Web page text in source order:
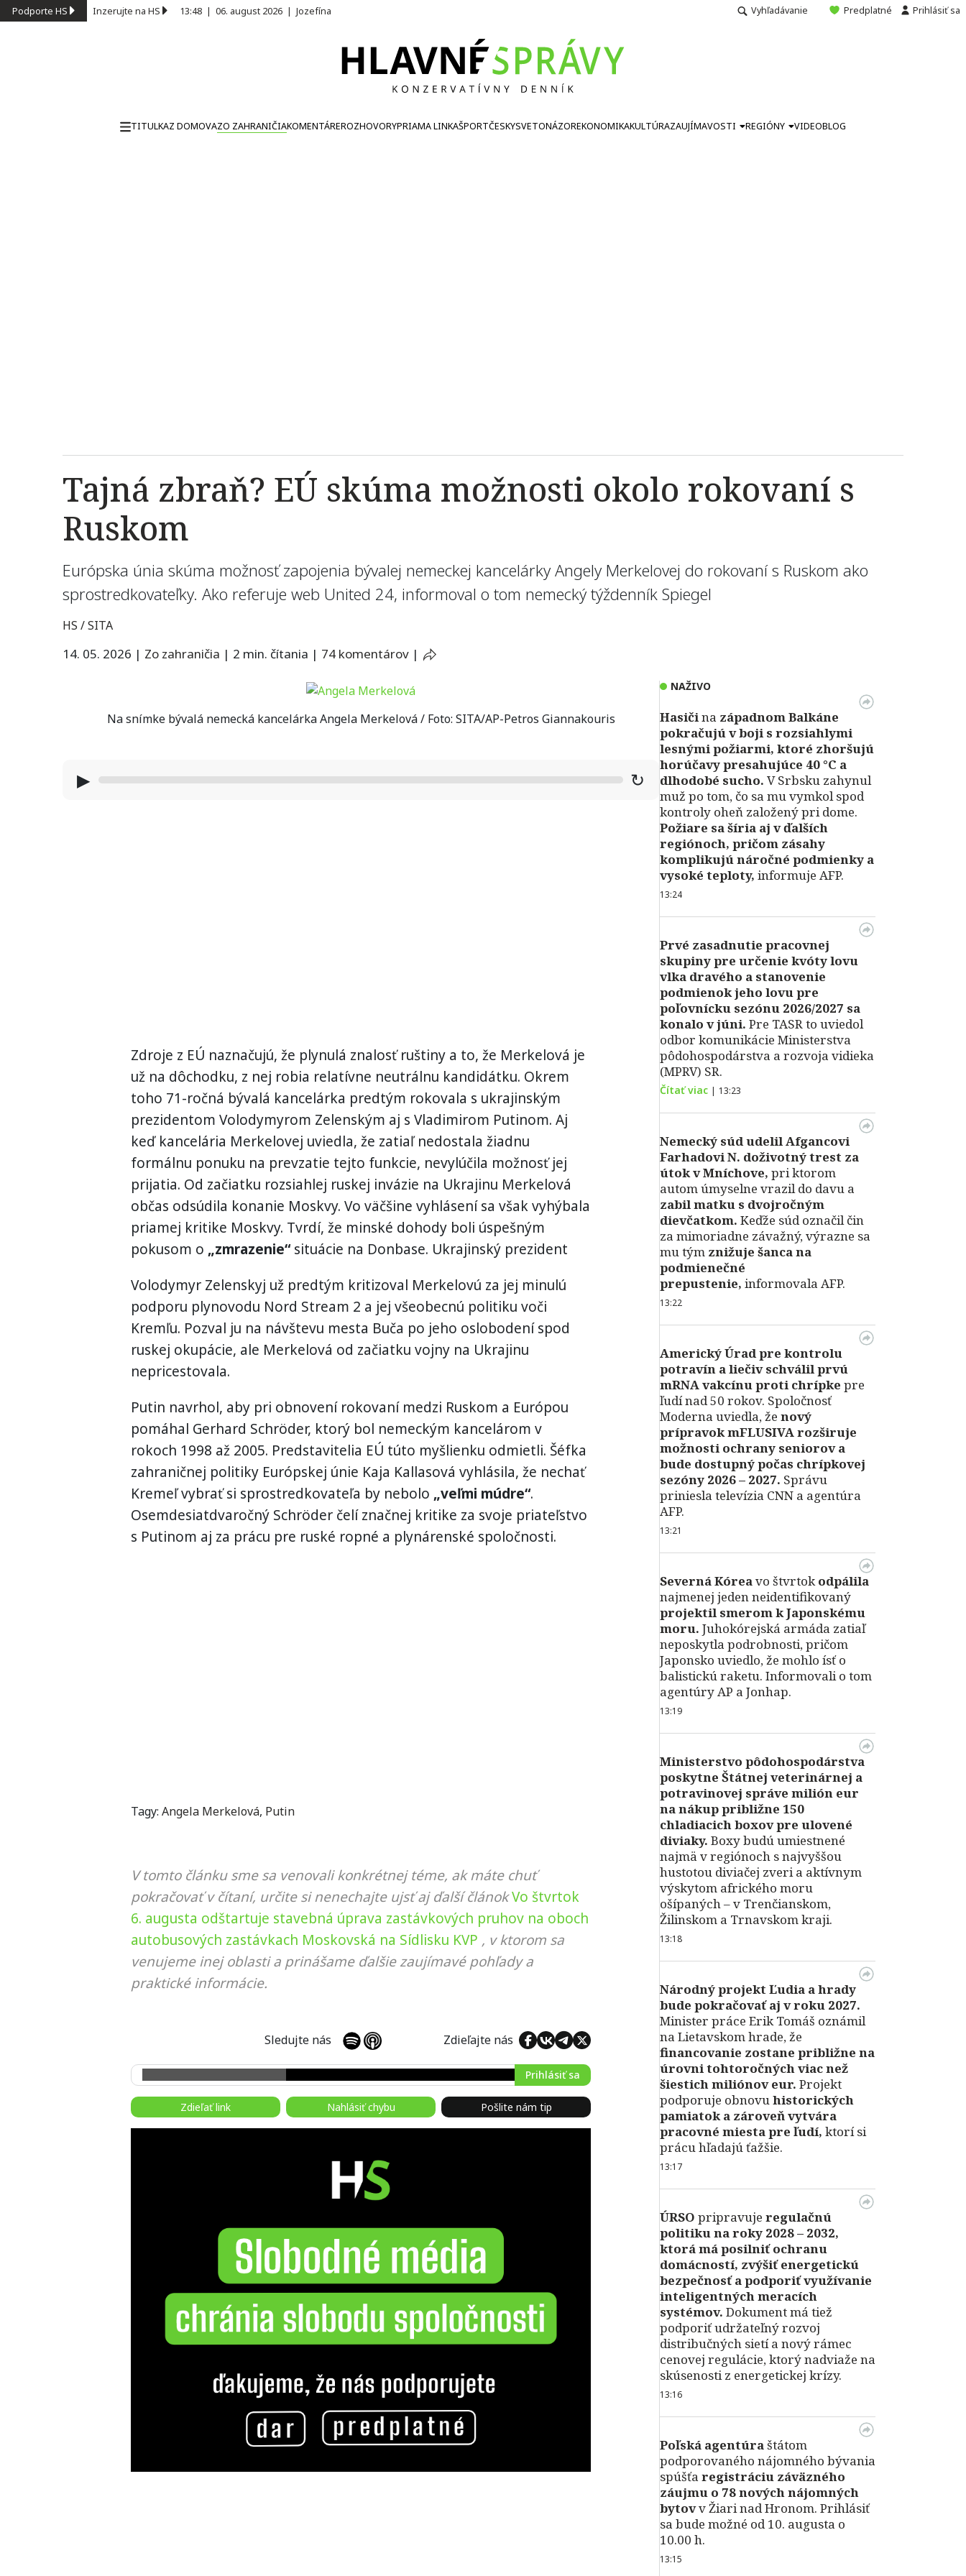
Podporte HS Inzerujte na HS 13:48 | 06. august 2026 | Jozefína Vyhľadávanie Predplatné Prihlásiť sa
TITULKAZ DOMOVAZO ZAHRANIČIAKOMENTÁREROZHOVORYPRIAMA LINKAŠPORTČESKYSVETONÁZOREKONOMIKAKULTÚRAZAUJÍMAVOSTI REGIÓNY VIDEOBLOG
Tajná zbraň? EÚ skúma možnosti okolo rokovaní s
Ruskom
Európska únia skúma možnosť zapojenia bývalej nemeckej kancelárky Angely Merkelovej do rokovaní s Ruskom ako
sprostredkovateľky. Ako referuje web United 24, informoval o tom nemecký týždenník Spiegel
HS / SITA
14. 05. 2026 | Zo zahraničia | 2 min. čítania | 74 komentárov |
Na snímke bývalá nemecká kancelárka Angela Merkelová / Foto: SITA/AP-Petros Giannakouris
▶ ↻
Zdroje z EÚ naznačujú, že plynulá znalosť ruštiny a to, že Merkelová je
už na dôchodku, z nej robia relatívne neutrálnu kandidátku. Okrem
toho 71-ročná bývalá kancelárka predtým rokovala s ukrajinským
prezidentom Volodymyrom Zelenským aj s Vladimirom Putinom. Aj
keď kancelária Merkelovej uviedla, že zatiaľ nedostala žiadnu
formálnu ponuku na prevzatie tejto funkcie, nevylúčila možnosť jej
prijatia. Od začiatku rozsiahlej ruskej invázie na Ukrajinu Merkelová
občas odsúdila konanie Moskvy. Vo väčšine vyhlásení sa však vyhýbala
priamej kritike Moskvy. Tvrdí, že minské dohody boli úspešným
pokusom o „zmrazenie“situácie na Donbase. Ukrajinský prezident
Volodymyr Zelenskyj už predtým kritizoval Merkelovú za jej minulú
podporu plynovodu Nord Stream 2 a jej všeobecnú politiku voči
Kremľu. Pozval ju na návštevu mesta Buča po jeho oslobodení spod
ruskej okupácie, ale Merkelová od začiatku vojny na Ukrajinu
nepricestovala.
Putin navrhol, aby pri obnovení rokovaní medzi Ruskom a Európou
pomáhal Gerhard Schröder, ktorý bol nemeckým kancelárom v
rokoch 1998 až 2005. Predstavitelia EÚ túto myšlienku odmietli. Šéfka
zahraničnej politiky Európskej únie Kaja Kallasová vyhlásila, že nechať
Kremeľ vybrať si sprostredkovateľa by nebolo „veľmi múdre“.
Osemdesiatdvaročný Schröder čelí značnej kritike za svoje priateľstvo
s Putinom aj za prácu pre ruské ropné a plynárenské spoločnosti.
Tagy: Angela Merkelová, Putin
V tomto článku sme sa venovali konkrétnej téme, ak máte chuť
pokračovať v čítaní, určite si nenechajte ujsť aj ďalší článokVo štvrtok
6. augusta odštartuje stavebná úprava zastávkových pruhov na oboch
autobusových zastávkach Moskovská na Sídlisku KVP , v ktorom sa
venujeme inej oblasti a prinášame ďalšie zaujímavé pohľady a
praktické informácie.
Sledujte nás Zdieľajte nás
Prihlásiť sa
Zdieľať link Nahlásiť chybu Pošlite nám tip
NAŽIVO
Hasičina západnom Balkáne
pokračujú v boji s rozsiahlymi
lesnými požiarmi, ktoré zhoršujú
horúčavy presahujúce 40 °C a
dlhodobé sucho. V Srbsku zahynul
muž po tom, čo sa mu vymkol spod
kontroly oheň založený pri dome.
Požiare sa šíria aj v ďalších
regiónoch, pričom zásahy
komplikujú náročné podmienky a
vysoké teploty, informuje AFP.
13:24
Prvé zasadnutie pracovnej
skupiny pre určenie kvóty lovu
vlka dravého a stanovenie
podmienok jeho lovu pre
poľovnícku sezónu 2026/2027 sa
konalo v júni. Pre TASR to uviedol
odbor komunikácie Ministerstva
pôdohospodárstva a rozvoja vidieka
(MPRV) SR.
Čítať viac | 13:23
Nemecký súd udelil Afgancovi
Farhadovi N. doživotný trest za
útok v Mníchove, pri ktorom
autom úmyselne vrazil do davu a
zabil matku s dvojročným
dievčatkom. Keďže súd označil čin
za mimoriadne závažný, výrazne sa
mu tým znižuje šanca na
podmienečné
prepustenie, informovala AFP.
13:22
Americký Úrad pre kontrolu
potravín a liečiv schválil prvú
mRNA vakcínu proti chrípke pre
ľudí nad 50 rokov. Spoločnosť
Moderna uviedla, že nový
prípravok mFLUSIVA rozširuje
možnosti ochrany seniorov a
bude dostupný počas chrípkovej
sezóny 2026 – 2027. Správu
priniesla televízia CNN a agentúra
AFP.
13:21
Severná Kóreavo štvrtokodpálila
najmenej jeden neidentifikovaný
projektil smerom k Japonskému
moru. Juhokórejská armáda zatiaľ
neposkytla podrobnosti, pričom
Japonsko uviedlo, že mohlo ísť o
balistickú raketu. Informovali o tom
agentúry AP a Jonhap.
13:19
Ministerstvo pôdohospodárstva
poskytne Štátnej veterinárnej a
potravinovej správe milión eur
na nákup približne 150
chladiacich boxov pre ulovené
diviaky. Boxy budú umiestnené
najmä v regiónoch s najvyššou
hustotou diviačej zveri a aktívnym
výskytom afrického moru
ošípaných – v Trenčianskom,
Žilinskom a Trnavskom kraji.
13:18
Národný projekt Ľudia a hrady
bude pokračovať aj v roku 2027.
Minister práce Erik Tomáš oznámil
na Lietavskom hrade, že
financovanie zostane približne na
úrovni tohtoročných viac než
šiestich miliónov eur. Projekt
podporuje obnovuhistorických
pamiatok a zároveň vytvára
pracovné miesta pre ľudí, ktorí si
prácu hľadajú ťažšie.
13:17
ÚRSO pripravuje regulačnú
politiku na roky 2028 – 2032,
ktorá má posilniť ochranu
domácností, zvýšiť energetickú
bezpečnosť a podporiť využívanie
inteligentných meracích
systémov. Dokument má tiež
podporiť udržateľný rozvoj
distribučných sietí a nový rámec
cenovej regulácie, ktorý nadviaže na
skúsenosti z energetickej krízy.
13:16
Poľská agentúraštátom
podporovaného nájomného bývania
spúšťa registráciu záväzného
záujmu o 78 nových nájomných
bytovv Žiari nad Hronom. Prihlásiť
sa bude možné od 10. augusta o
10.00 h.
13:15